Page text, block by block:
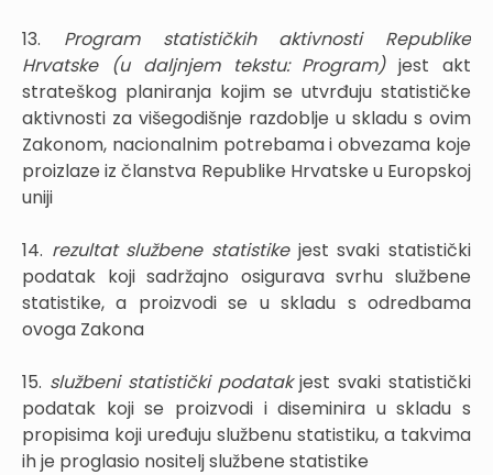
13. Program statističkih aktivnosti Republike
Hrvatske (u daljnjem tekstu: Program)jest akt
strateškog planiranja kojim se utvrđuju statističke
aktivnosti za višegodišnje razdoblje u skladu s ovim
Zakonom, nacionalnim potrebama i obvezama koje
proizlaze iz članstva Republike Hrvatske u Europskoj
uniji
14. rezultat službene statistike jest svaki statistički
podatak koji sadržajno osigurava svrhu službene
statistike, a proizvodi se u skladu s odredbama
ovoga Zakona
15. službeni statistički podatakjest svaki statistički
podatak koji se proizvodi i diseminira u skladu s
propisima koji uređuju službenu statistiku, a takvima
ih je proglasio nositelj službene statistike